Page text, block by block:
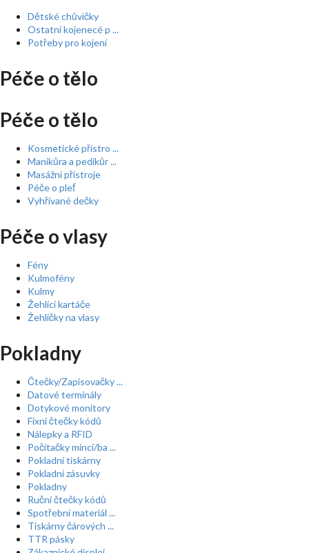
Dětské chůvičky
Ostatní kojenecé p ...
Potřeby pro kojení
Péče o tělo
Péče o tělo
Kosmetické přístro ...
Manikůra a pedikůr ...
Masážní přístroje
Péče o pleť
Vyhřívané dečky
Péče o vlasy
Fény
Kulmofény
Kulmy
Žehlící kartáče
Žehličky na vlasy
Pokladny
Čtečky/Zapisovačky ...
Datové terminály
Dotykové monitory
Fixní čtečky kódů
Nálepky a RFID
Počítačky mincí/ba ...
Pokladní tiskárny
Pokladní zásuvky
Pokladny
Ruční čtečky kódů
Spotřební materiál ...
Tiskárny čárových ...
TTR pásky